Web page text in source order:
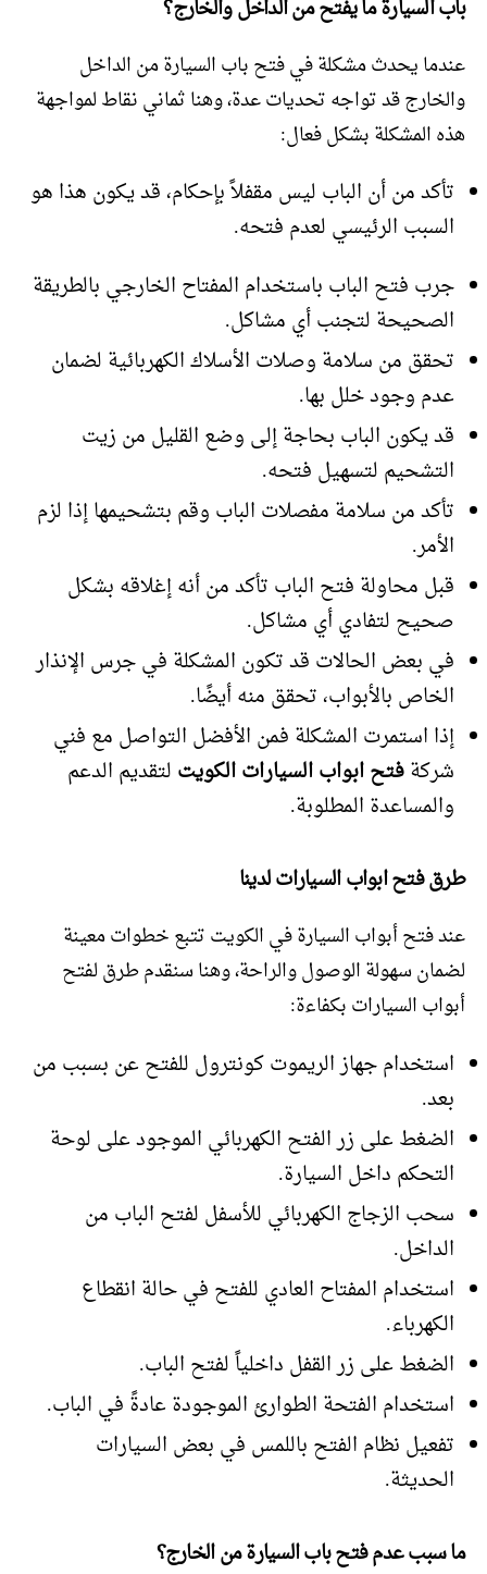
باب السيارة ما يفتح من الداخل والخارج؟
عندما يحدث مشكلة في فتح باب السيارة من الداخل
والخارج قد تواجه تحديات عدة، وهنا ثماني نقاط لمواجهة
هذه المشكلة بشكل فعال:
تأكد من أن الباب ليس مقفلاً بإحكام، قد يكون هذا هو
السبب الرئيسي لعدم فتحه.
جرب فتح الباب باستخدام المفتاح الخارجي بالطريقة
الصحيحة لتجنب أي مشاكل.
تحقق من سلامة وصلات الأسلاك الكهربائية لضمان
عدم وجود خلل بها.
قد يكون الباب بحاجة إلى وضع القليل من زيت
التشحيم لتسهيل فتحه.
تأكد من سلامة مفصلات الباب وقم بتشحيمها إذا لزم
الأمر.
قبل محاولة فتح الباب تأكد من أنه إغلاقه بشكل
صحيح لتفادي أي مشاكل.
في بعض الحالات قد تكون المشكلة في جرس الإنذار
الخاص بالأبواب، تحقق منه أيضًا.
إذا استمرت المشكلة فمن الأفضل التواصل مع فني
شركةفتح ابواب السيارات الكويت لتقديم الدعم
والمساعدة المطلوبة.
طرق فتح ابواب السيارات لدينا
عند فتح أبواب السيارة في الكويت تتبع خطوات معينة
لضمان سهولة الوصول والراحة، وهنا سنقدم طرق لفتح
أبواب السيارات بكفاءة:
استخدام جهاز الريموت كونترول للفتح عن بسبب من
بعد.
الضغط على زر الفتح الكهربائي الموجود على لوحة
التحكم داخل السيارة.
سحب الزجاج الكهربائي للأسفل لفتح الباب من
الداخل.
استخدام المفتاح العادي للفتح في حالة انقطاع
الكهرباء.
الضغط على زر القفل داخلياً لفتح الباب.
استخدام الفتحة الطوارئ الموجودة عادةً في الباب.
تفعيل نظام الفتح باللمس في بعض السيارات
الحديثة.
ما سبب عدم فتح باب السيارة من الخارج؟